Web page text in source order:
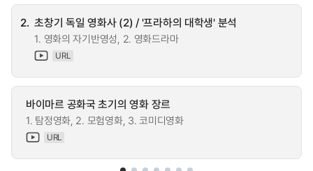
2. 초창기 독일 영화사 (2) / '프라하의 대학생' 분석
1. 영화의 자기반영성, 2. 영화드라마
URL
바이마르 공화국 초기의 영화 장르
1. 탐정영화, 2. 모험영화, 3. 코미디영화
URL